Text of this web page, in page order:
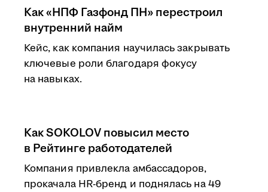
Как «НПФ Газфонд ПН» перестроил
внутренний найм
Кейс, как компания научилась закрывать
ключевые роли благодаря фокусу
на навыках.
Как SOKOLOV повысил место
в Рейтинге работодателей
Компания привлекла амбассадоров,
прокачала HR-бренд и поднялась на 49